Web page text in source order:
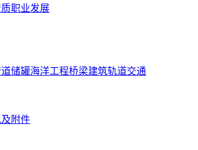
职业发展
储罐海洋工程桥梁建筑轨道交通
附件